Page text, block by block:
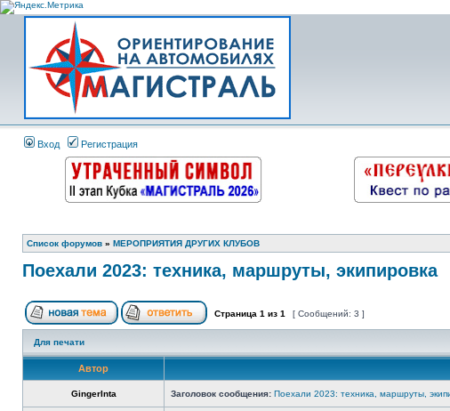
Вход Регистрация
Список форумов » МЕРОПРИЯТИЯ ДРУГИХ КЛУБОВ
Поехали 2023: техника, маршруты, экипировка
Страница 1 из 1 [ Сообщений: 3 ]
Для печати
Автор
GingerInta Заголовок сообщения: Поехали 2023: техника, маршруты,